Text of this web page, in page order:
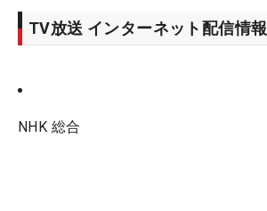
TV放送 インターネット配信情報
NHK 総合